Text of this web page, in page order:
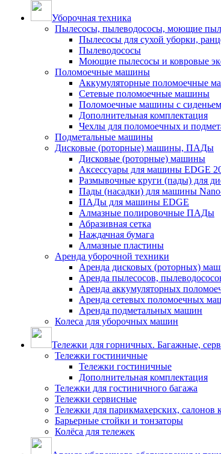
Уборочная техника
Пылесосы, пылеводососы, моющие
Пылесосы для сухой уборки,
Пылеводососы
Моющие пылесосы и ковровые
Поломоечные машины
Аккумуляторные поломоечные
Сетевые поломоечные машины
Поломоечные машины с сиденьем
Дополнительная комплектация
Чехлы для поломоечных и
Подметальные машины
Дисковые (роторные) машины, ПАДы
Дисковые (роторные) машины
Аксессуары для машины EDGE
Размывочные круги (пады) для
Пады (насадки) для машины
ПАДы для машины EDGE
Алмазные полировочные ПАДы
Абразивная сетка
Наждачная бумага
Алмазные пластины
Аренда уборочной техники
Аренда дисковых (роторных)
Аренда пылесосов,
Аренда аккумуляторных
Аренда сетевых поломоечных
Аренда подметальных машин
Колеса для уборочных машин
Тележки для горничных. Багажные,
Тележки гостиничные
Тележки гостиничные
Дополнительная комплектация
Тележки для гостиничного багажа
Тележки сервисные
Тележки для парикмахерских, салонов
Барьерные стойки и тонзаторы
Колёса для тележек